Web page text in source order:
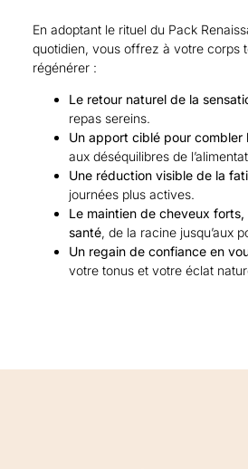
En adoptant le rituel du Pack
quotidien, vous offrez à votre corps
régénérer :
Le retour naturel de la
repas sereins.
Un apport ciblé pour combler
aux déséquilibres de
Une réduction visible de la
journées plus actives.
Le maintien de cheveux
santé, de la racine jusqu’aux
Un regain de confiance en
votre tonus et votre éclat